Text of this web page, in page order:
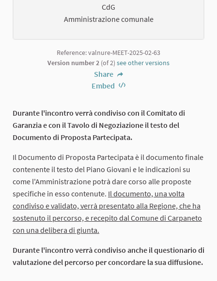
CdG
Amministrazione comunale
Reference: valnure-MEET-2025-02-63
Version number 2 (of 2) see other versions
Share
Embed
Durante l'incontro verrà condiviso con il Comitato di
Garanzia e con il Tavolo di Negoziazione il testo del
Documento di Proposta Partecipata.
Il Documento di Proposta Partecipata è il documento finale
contenente il testo del Piano Giovani e le indicazioni su
come l'Amministrazione potrà dare corso alle proposte
specifiche in esso contenute. Il documento, una volta
condiviso e validato, verrà presentato alla Regione, che ha
sostenuto il percorso, e recepito dal Comune di Carpaneto
con una delibera di giunta.
Durante l'incontro verrà condiviso anche il questionario di
valutazione del percorso per concordare la sua diffusione.